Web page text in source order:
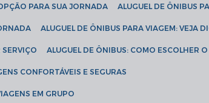
PARA SUA JORNADA ALUGUEL DE ÔNIBUS
ALUGUEL DE ÔNIBUS PARA VIAGEM: VEJA
SERVIÇO ALUGUEL DE ÔNIBUS: COMO ESCOLHER
CONFORTÁVEIS E SEGURAS
EM GRUPO